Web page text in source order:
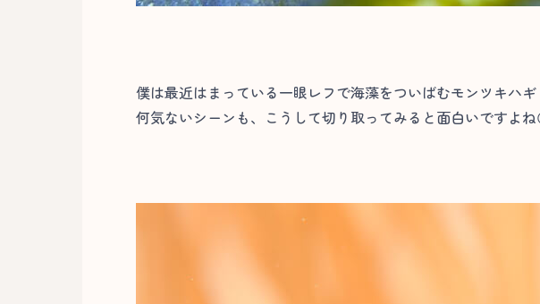
僕は最近はまっている一眼レフで海藻をついばむモンツキハギ
何気ないシーンも、こうして切り取ってみると面白いですよ